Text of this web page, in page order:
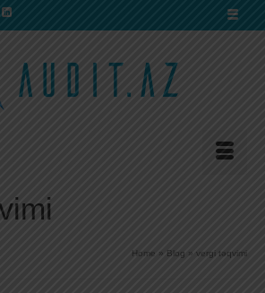
Home » Blog » vergi təqvimi